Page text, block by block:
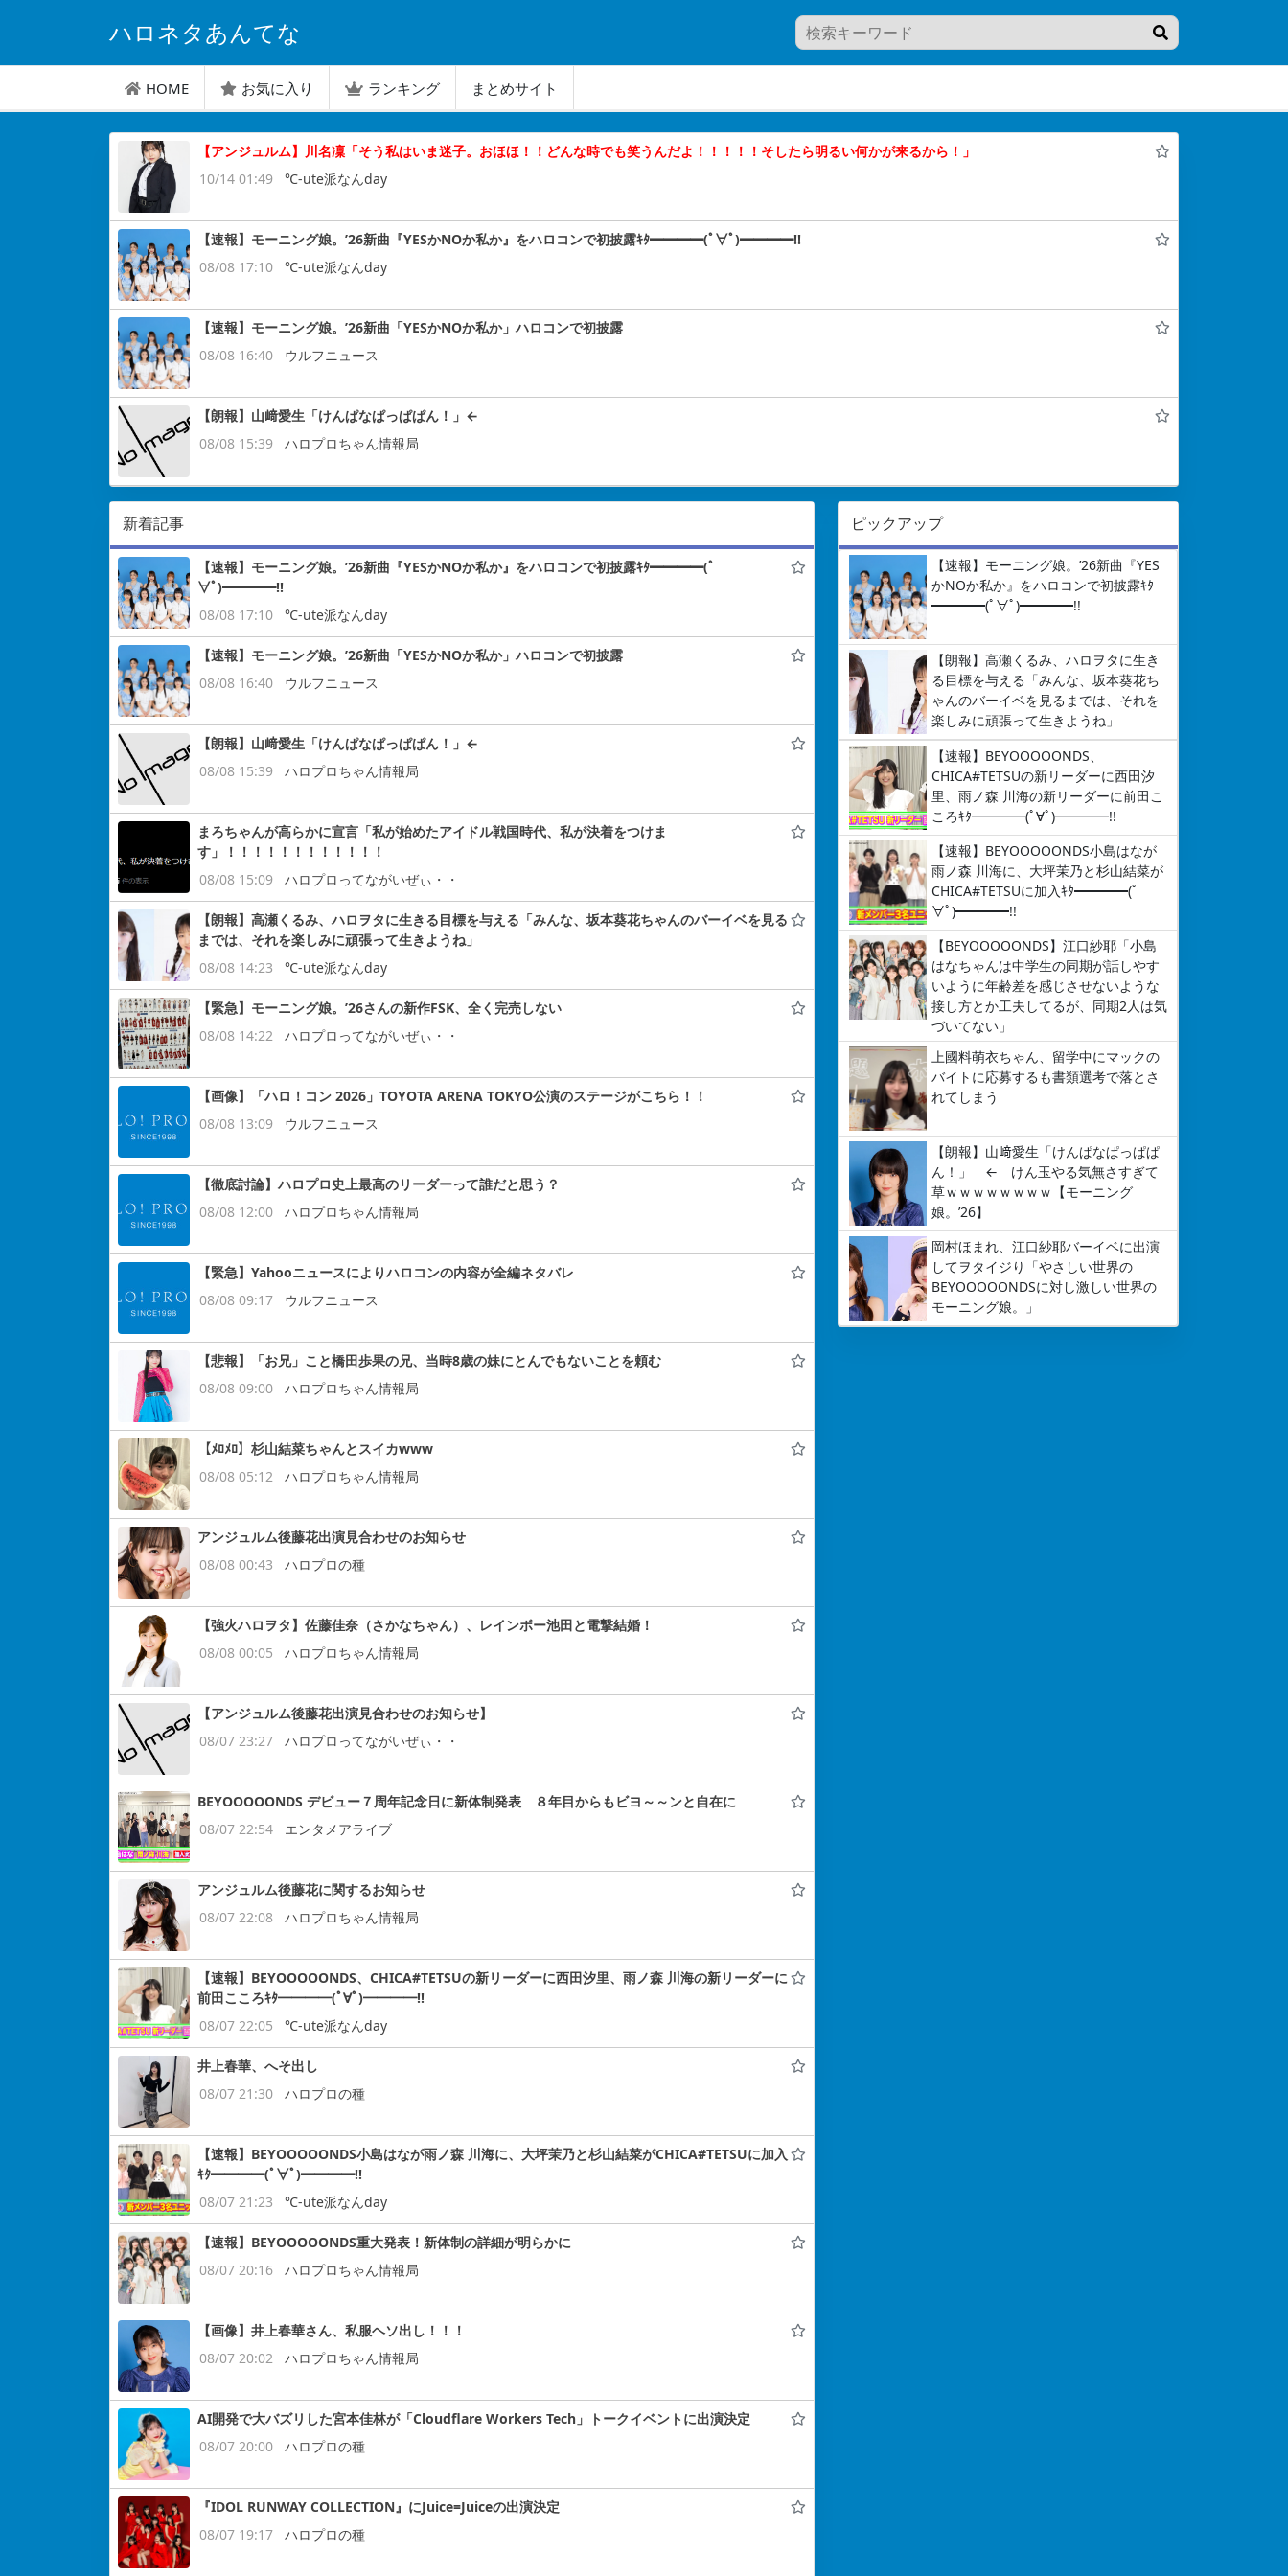
ハロネタあんてな
HOME お気に入り ランキング まとめサイト
【アンジュルム】川名凜「そう私はいま迷子。おほほ！！どんな時でも笑うんだよ！！！！！そしたら明るい何かが来るから！」
10/14 01:49
℃-ute派なんday
【速報】モーニング娘。’26新曲『YESかNOか私か』をハロコンで初披露ｷﾀ━━━━(ﾟ∀ﾟ)━━━━!!
08/08 17:10
℃-ute派なんday
【速報】モーニング娘。’26新曲「YESかNOか私か」ハロコンで初披露
08/08 16:40
ウルフニュース
【朗報】山﨑愛生「けんぱなぱっぱぱん！」←
08/08 15:39
ハロプロちゃん情報局
ピックアップ
【速報】モーニング娘。’26新曲『YES
かNOか私か』をハロコンで初披露ｷﾀ
━━━━(ﾟ∀ﾟ)━━━━!!
【朗報】高瀬くるみ、ハロヲタに生き
る目標を与える「みんな、坂本葵花ち
ゃんのバーイベを見るまでは、それを
楽しみに頑張って生きようね」
【速報】BEYOOOOONDS、
CHICA#TETSUの新リーダーに西田汐
里、雨ノ森 川海の新リーダーに前田こ
ころｷﾀ━━━━(ﾟ∀ﾟ)━━━━!!
【速報】BEYOOOOONDS小島はなが
雨ノ森 川海に、大坪茉乃と杉山結菜が
CHICA#TETSUに加入ｷﾀ━━━━(ﾟ
∀ﾟ)━━━━!!
【BEYOOOOONDS】江口紗耶「小島
はなちゃんは中学生の同期が話しやす
いように年齢差を感じさせないような
接し方とか工夫してるが、同期2人は気
づいてない」
上國料萌衣ちゃん、留学中にマックの
バイトに応募するも書類選考で落とさ
れてしまう
【朗報】山﨑愛生「けんぱなぱっぱぱ
ん！」 ← けん玉やる気無さすぎて
草ｗｗｗｗｗｗｗｗ【モーニング
娘。’26】
岡村ほまれ、江口紗耶バーイベに出演
してヲタイジり「やさしい世界の
BEYOOOOONDSに対し激しい世界の
モーニング娘。」
新着記事
【速報】モーニング娘。’26新曲『YESかNOか私か』をハロコンで初披露ｷﾀ━━━━(ﾟ
∀ﾟ)━━━━!!
08/08 17:10
℃-ute派なんday
【速報】モーニング娘。’26新曲「YESかNOか私か」ハロコンで初披露
08/08 16:40
ウルフニュース
【朗報】山﨑愛生「けんぱなぱっぱぱん！」←
08/08 15:39
ハロプロちゃん情報局
まろちゃんが高らかに宣言「私が始めたアイドル戦国時代、私が決着をつけま
す」！！！！！！！！！！！！
08/08 15:09
ハロプロってながいぜぃ・・
【朗報】高瀬くるみ、ハロヲタに生きる目標を与える「みんな、坂本葵花ちゃんのバーイベを見る
までは、それを楽しみに頑張って生きようね」
08/08 14:23
℃-ute派なんday
【緊急】モーニング娘。’26さんの新作FSK、全く完売しない
08/08 14:22
ハロプロってながいぜぃ・・
【画像】「ハロ！コン 2026」TOYOTA ARENA TOKYO公演のステージがこちら！！
08/08 13:09
ウルフニュース
【徹底討論】ハロプロ史上最高のリーダーって誰だと思う？
08/08 12:00
ハロプロちゃん情報局
【緊急】Yahooニュースによりハロコンの内容が全編ネタバレ
08/08 09:17
ウルフニュース
【悲報】「お兄」こと橋田歩果の兄、当時8歳の妹にとんでもないことを頼む
08/08 09:00
ハロプロちゃん情報局
【ﾒﾛﾒﾛ】杉山結菜ちゃんとスイカwww
08/08 05:12
ハロプロちゃん情報局
アンジュルム後藤花出演見合わせのお知らせ
08/08 00:43
ハロプロの種
【強火ハロヲタ】佐藤佳奈（さかなちゃん）、レインボー池田と電撃結婚！
08/08 00:05
ハロプロちゃん情報局
【アンジュルム後藤花出演見合わせのお知らせ】
08/07 23:27
ハロプロってながいぜぃ・・
BEYOOOOONDS デビュー７周年記念日に新体制発表 ８年目からもビヨ～～ンと自在に
08/07 22:54
エンタメアライブ
アンジュルム後藤花に関するお知らせ
08/07 22:08
ハロプロちゃん情報局
【速報】BEYOOOOONDS、CHICA#TETSUの新リーダーに西田汐里、雨ノ森 川海の新リーダーに
前田こころｷﾀ━━━━(ﾟ∀ﾟ)━━━━!!
08/07 22:05
℃-ute派なんday
井上春華、へそ出し
08/07 21:30
ハロプロの種
【速報】BEYOOOOONDS小島はなが雨ノ森 川海に、大坪茉乃と杉山結菜がCHICA#TETSUに加入
ｷﾀ━━━━(ﾟ∀ﾟ)━━━━!!
08/07 21:23
℃-ute派なんday
【速報】BEYOOOOONDS重大発表！新体制の詳細が明らかに
08/07 20:16
ハロプロちゃん情報局
【画像】井上春華さん、私服ヘソ出し！！！
08/07 20:02
ハロプロちゃん情報局
AI開発で大バズリした宮本佳林が「Cloudflare Workers Tech」トークイベントに出演決定
08/07 20:00
ハロプロの種
『IDOL RUNWAY COLLECTION』にJuice=Juiceの出演決定
08/07 19:17
ハロプロの種